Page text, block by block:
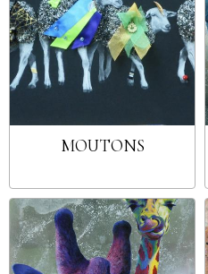
MOUTONS